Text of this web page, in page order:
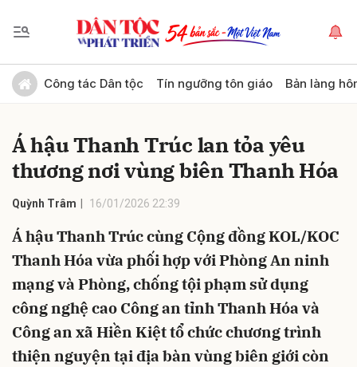
Công tác Dân tộc Tín ngưỡng tôn giáo Bản làng
Á hậu Thanh Trúc lan tỏa yêu
thương nơi vùng biên Thanh Hóa
Quỳnh Trâm 16/01/2026 22:39
Á hậu Thanh Trúc cùng Cộng đồng KOL/KOC
Thanh Hóa vừa phối hợp với Phòng An ninh
mạng và Phòng, chống tội phạm sử dụng
công nghệ cao Công an tỉnh Thanh Hóa và
Công an xã Hiền Kiệt tổ chức chương trình
thiện nguyện tại địa bàn vùng biên giới còn
Gửi bình luận
Hủy Gửi